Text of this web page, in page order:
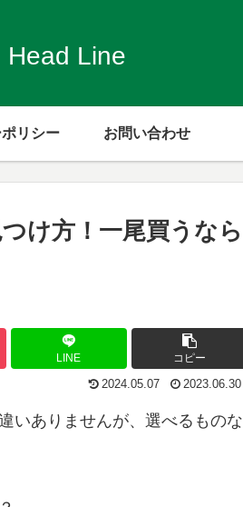
Head Line
リシー お問い合わせ
け方！一尾買うなら
LINE コピー
2024.05.07 2023.06.30
いありませんが、選べるものな